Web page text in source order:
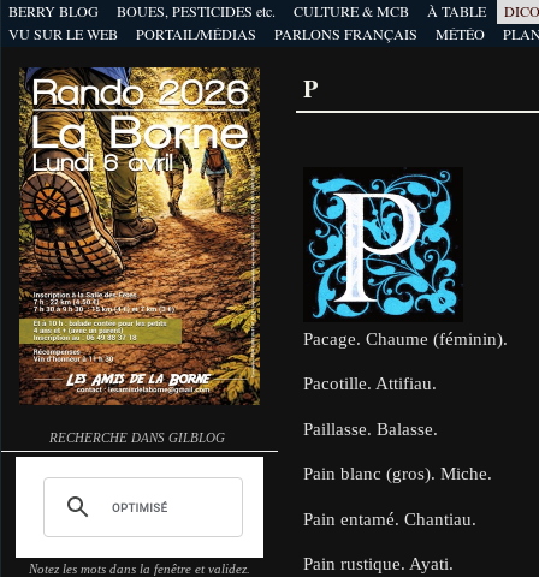
BERRY BLOG
BOUES, PESTICIDES etc. CULTURE & MCB À TABLE
VU SUR LE WEB
PORTAIL/MÉDIAS PARLONS FRANÇAIS MÉTÉO
RECHERCHE DANS GILBLOG
Notez les mots dans la fenêtre et validez.
P
Pacage. Chaume (féminin).
Pacotille. Attifiau.
Paillasse. Balasse.
Pain blanc (gros). Miche.
Pain entamé. Chantiau.
Pain rustique. Ayati.